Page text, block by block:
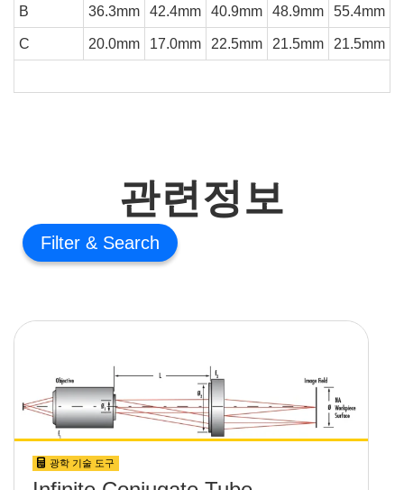
B 36.3mm 42.4mm 40.9mm 48.9mm 55.4mm
C 20.0mm 17.0mm 22.5mm 21.5mm 21.5mm
관련정보
Filter
광학 기술 도구